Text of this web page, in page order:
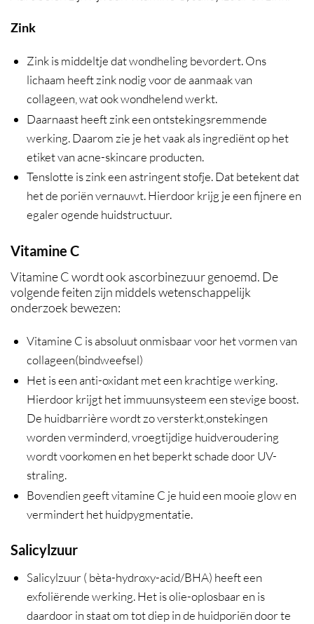
Zink
Zink is middeltje dat wondheling bevordert. Ons
lichaam heeft zink nodig voor de aanmaak van
collageen, wat ook wondhelend werkt.
Daarnaast heeft zink een ontstekingsremmende
werking. Daarom zie je het vaak als ingrediënt op het
etiket van acne-skincare producten.
Tenslotte is zink een astringent stofje. Dat betekent dat
het de poriën vernauwt. Hierdoor krijg je een fijnere en
egaler ogende huidstructuur.
Vitamine C
Vitamine C wordt ook ascorbinezuur genoemd. De
volgende feiten zijn middels wetenschappelijk
onderzoek bewezen:
Vitamine C is absoluut onmisbaar voor het vormen van
collageen(bindweefsel)
Het is een anti-oxidant met een krachtige werking.
Hierdoor krijgt het immuunsysteem een stevige boost.
De huidbarrière wordt zo versterkt,onstekingen
worden verminderd, vroegtijdige huidveroudering
wordt voorkomen en het beperkt schade door UV-
straling.
Bovendien geeft vitamine C je huid een mooie glow en
vermindert het huidpygmentatie.
Salicylzuur
Salicylzuur ( bèta-hydroxy-acid/BHA) heeft een
exfoliërende werking. Het is olie-oplosbaar en is
daardoor in staat om tot diep in de huidporiën door te